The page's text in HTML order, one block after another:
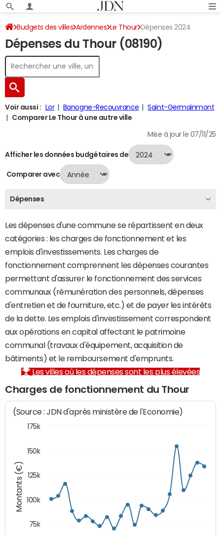
Budgets des villes Ardennes Le Thour Dépenses 2024
Dépenses du Thour (08190)
Voir aussi : Lor Banogne-Recouvrance
Saint-Germainmont
Comparer Le Thour à une autre ville
Mise à jour le 07/11/25
Afficher les données budgétaires de
Comparer avec
Dépenses
Les dépenses d'une commune se répartissent en deux
catégories : les charges de fonctionnement et les
emplois d'investissements. Les charges de
fonctionnement comprennent les dépenses courantes
permettant d'assurer le fonctionnement des services
communaux (rémunération des personnels, dépenses
d'entretien et de fourniture, etc.) et de payer les intérêts
de la dette. Les emplois d'investissement correspondent
aux opérations en capital affectant le patrimoine
communal (travaux d'équipement, acquisition de
bâtiments) et le remboursement d'emprunts.
Les villes où les dépenses sont les plus élevées
Charges de fonctionnement du Thour
Montants (€)
(Source : JDN d'après ministère de l'Economie)
75k
100k
125k
150k
175k